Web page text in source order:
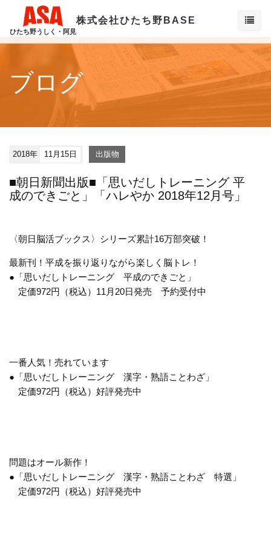
ひたち野うしく・阿見
株式会社ひたち野BASE
ブログ
2018年 11月15日 出版物
■朝日新聞出版■「思いだしトレーニング 平
成のできごと」「ハレやか 2018年12月号」
〈朝日脳活ブックス〉シリーズ累計16万部突破！
最新刊！平成を振り返りながら楽しく脳トレ！
●「思いだしトレーニング 平成のできごと」
定価972円（税込）11月20日発売 予約受付中
一番人気！売れています
●「思いだしトレーニング 漢字・熟語ことわざ」
定価972円（税込）好評発売中
問題はオール新作！
●「思いだしトレーニング 漢字・熟語ことわざ 特選」
定価972円（税込）好評発売中